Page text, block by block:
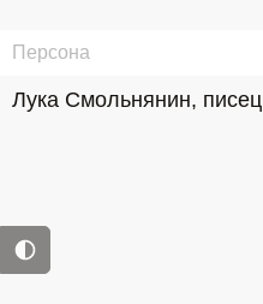
Персона
Лука Смольнянин, писец